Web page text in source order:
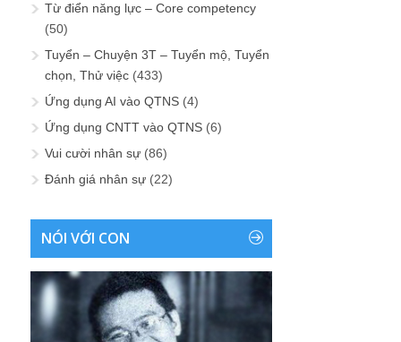
Từ điển năng lực – Core competency
(50)
Tuyển – Chuyện 3T – Tuyển mộ, Tuyển
chọn, Thử việc (433)
Ứng dụng AI vào QTNS (4)
Ứng dụng CNTT vào QTNS (6)
Vui cười nhân sự (86)
Đánh giá nhân sự (22)
NÓI VỚI CON